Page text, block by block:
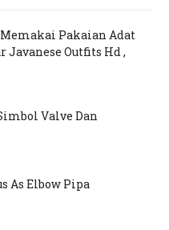
Pakaian Adat
Javanese Outfits Hd ,
Valve Dan
As Elbow Pipa